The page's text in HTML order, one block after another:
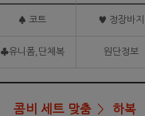
♠ 코트 ♥ 정장바지
♣유니폼,단체복 원단정보
콤비 세트 맞춤 하복